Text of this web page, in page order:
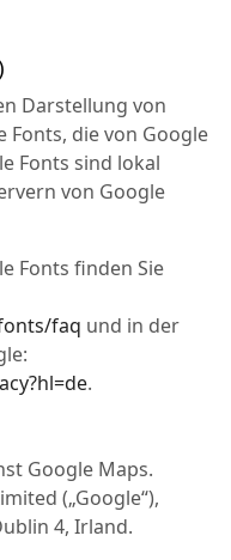
Darstellung von
die von Google
Fonts sind lokal
von Google
Fonts finden Sie
faq und in der
.
Google Maps.
(„Google“),
4, Irland.